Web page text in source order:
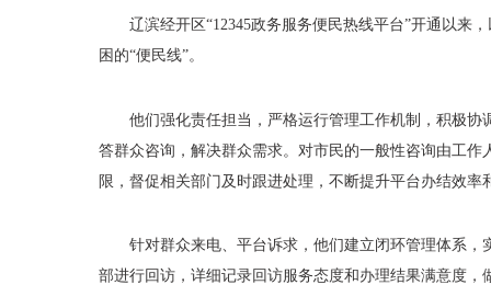
辽滨经开区“12345政务服务便民热线平台”开通以来
困的“便民线”。
他们强化责任担当，严格运行管理工作机制，积极
答群众咨询，解决群众需求。对市民的一般性咨询由工
限，督促相关部门及时跟进处理，不断提升平台办结效率
针对群众来电、平台诉求，他们建立闭环管理体系，
部进行回访，详细记录回访服务态度和办理结果满意度